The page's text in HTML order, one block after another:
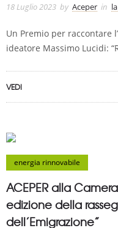
18 Luglio 2023 by Aceper in
Un Premio per raccontare
ideatore Massimo Lucidi:
VEDI
energia rinnovabile
ACEPER alla
edizione della
dell’Emigrazione”